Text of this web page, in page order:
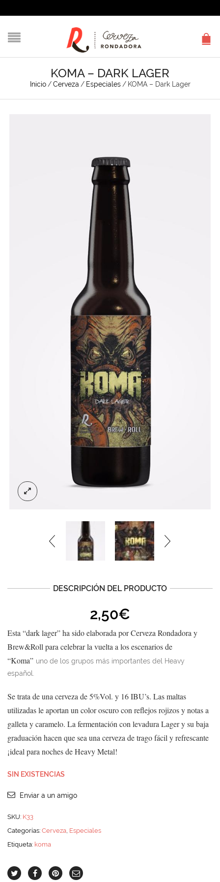
KOMA – DARK LAGER
Inicio / Cerveza / Especiales / KOMA – Dark Lager
DESCRIPCIÓN DEL PRODUCTO
2,50€
Esta “dark lager” ha sido elaborada por Cerveza Rondadora y
Brew&Roll para celebrar la vuelta a los escenarios de
“Koma” uno de los grupos más importantes del Heavy
español.
Se trata de una cerveza de 5%Vol. y 16 IBU’s. Las maltas
utilizadas le aportan un color oscuro con reflejos rojizos y notas a
galleta y caramelo. La fermentación con levadura Lager y su baja
graduación hacen que sea una cerveza de trago fácil y refrescante
¡ideal para noches de Heavy Metal!
SIN EXISTENCIAS
Enviar a un amigo
SKU: K33
Categorías: Cerveza Especiales
Etiqueta: koma